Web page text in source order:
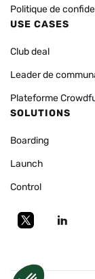
Politique de
USE CASES
Club deal
Leader de
Plateforme
SOLUTIONS
Boarding
Launch
Control